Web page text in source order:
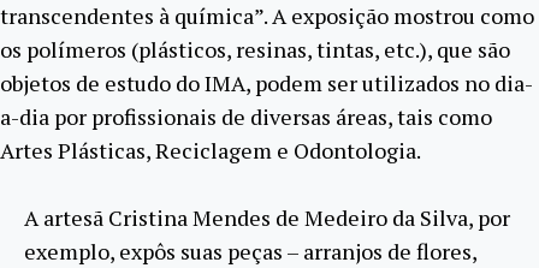
transcendentes à química”. A exposição mostrou como
os polímeros (plásticos, resinas, tintas, etc.), que são
objetos de estudo do IMA, podem ser utilizados no dia-
a-dia por profissionais de diversas áreas, tais como
Artes Plásticas, Reciclagem e Odontologia.
A artesã Cristina Mendes de Medeiro da Silva, por
exemplo, expôs suas peças – arranjos de flores,